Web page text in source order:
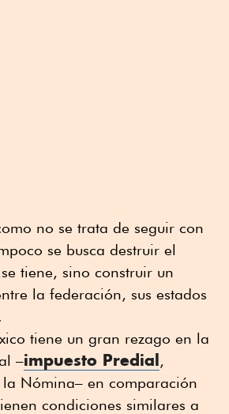
no se trata de seguir con
se busca destruir el
tiene, sino construir un
la federación, sus estados
tiene un gran rezago en la
–impuesto Predial,
la Nómina– en comparación
condiciones similares a